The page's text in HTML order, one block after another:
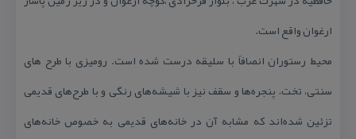
ارغوان واقع است.
محیط رستوران انصافاً با سلیقه درست شده است. رومیزی با طرح های
سنتی، تخت، پنجره‌ها و سقف نیز با شیشه‌های رنگی و با طرح‌های قدیمی
تزئین شده‌اند كه مشابه آن در خانه‌های قدیمی به خصوص خانه‌های